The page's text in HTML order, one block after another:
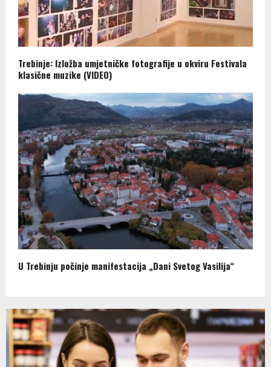
Trebinje: Izložba umjetničke fotografije u okviru Festivala
klasične muzike (VIDEO)
U Trebinju počinje manifestacija „Dani Svetog Vasilija“